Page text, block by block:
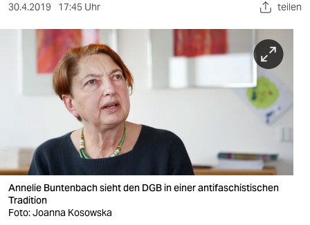
sport
berlin
verlag
verlag
veranstaltungen
30.4.2019 17:45 Uhr teilen
Annelie Buntenbach sieht den DGB in einer antifaschistischen
Tradition
Foto: Joanna Kosowska